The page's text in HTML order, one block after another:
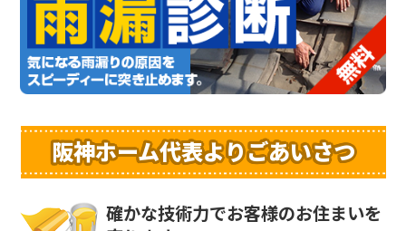
阪神ホーム代表よりごあいさつ
確かな技術力でお客様のお住まいを